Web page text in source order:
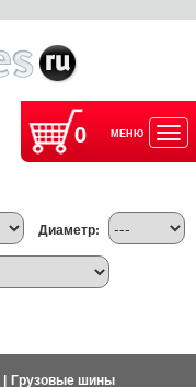
0 МЕНЮ
Диаметр:
Грузовые шины